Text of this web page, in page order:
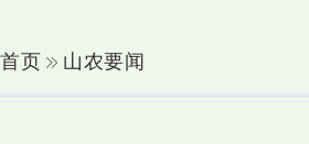
首页 山农要闻